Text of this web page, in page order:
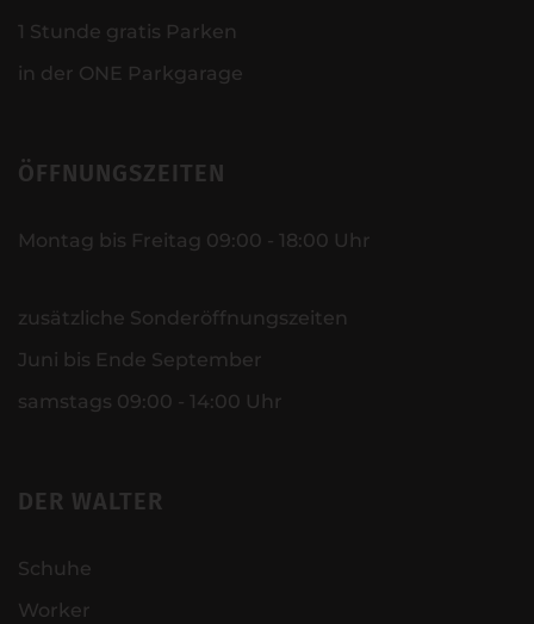
1 Stunde gratis Parken
in der ONE Parkgarage
ÖFFNUNGSZEITEN
Montag bis Freitag 09:00 - 18:00 Uhr
zusätzliche Sonderöffnungszeiten
Juni bis Ende September
samstags 09:00 - 14:00 Uhr
DER WALTER
Schuhe
Worker